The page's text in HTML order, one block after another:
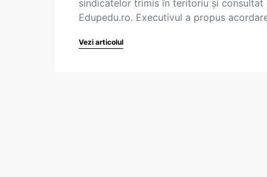
sindicatelor trimis în teritoriu și consultat
Edupedu.ro. Executivul a propus
Vezi articolul